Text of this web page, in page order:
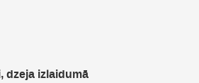
dzeja izlaidumā